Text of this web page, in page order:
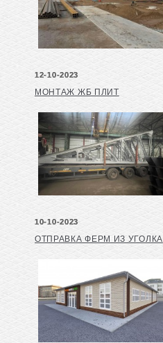
12-10-2023
МОНТАЖ ЖБ ПЛИТ
10-10-2023
ОТПРАВКА ФЕРМ ИЗ УГОЛКА